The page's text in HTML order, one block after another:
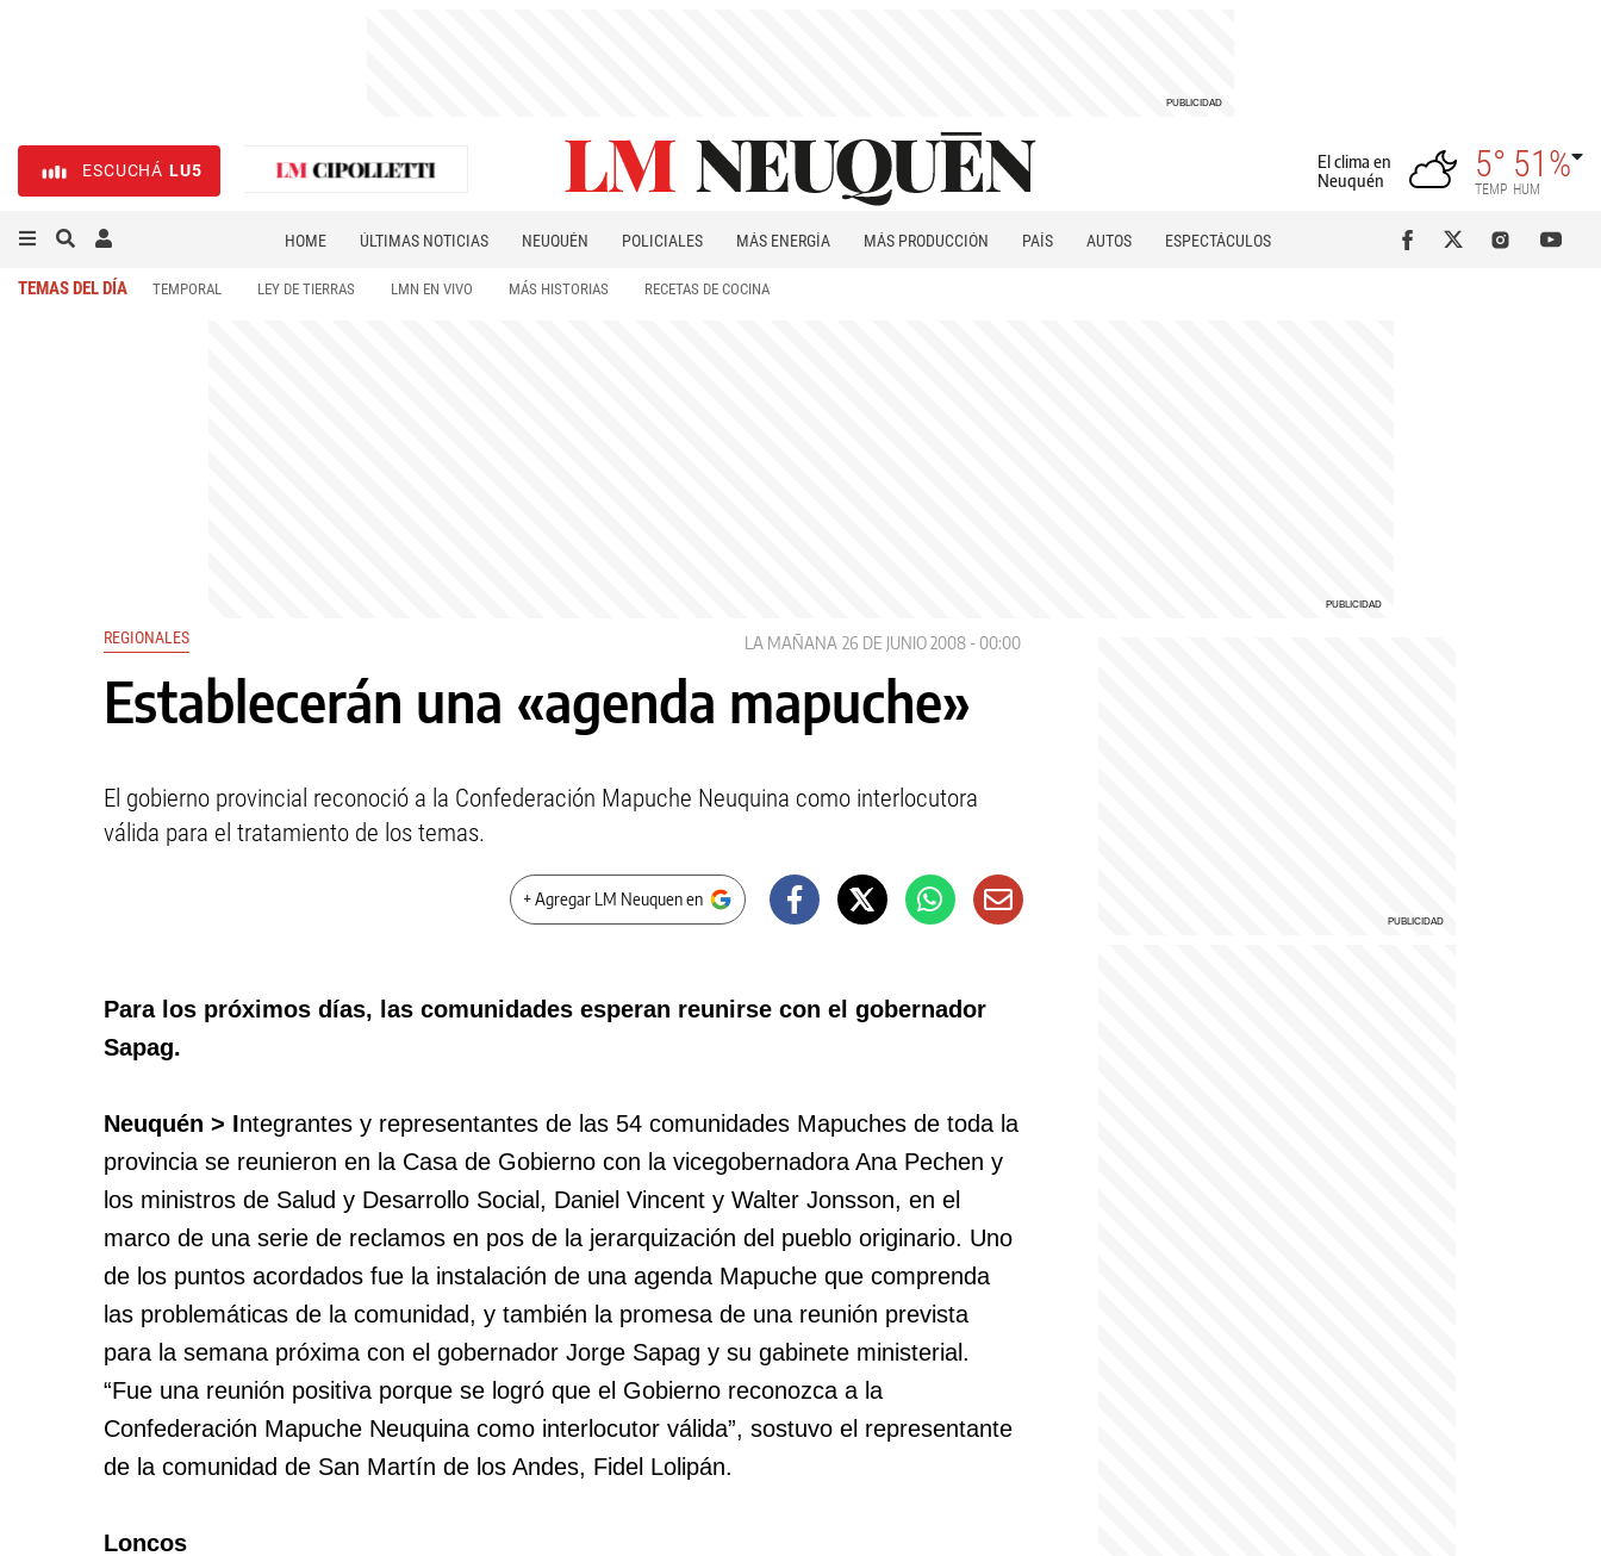
ESCUCHÁ LU5
El clima en
Neuquén
5°
TEMP
51%
HUM
HOME ÚLTIMAS NOTICIAS NEUQUÉN POLICIALES MÁS ENERGÍA MÁS PRODUCCIÓN PAÍS AUTOS
ESPECTÁCULOS
TEMAS DEL DÍA TEMPORAL LEY DE TIERRAS LMN EN VIVO MÁS HISTORIAS RECETAS DE COCINA
REGIONALES LA MAÑANA 26 DE JUNIO 2008 - 00:00
Establecerán una «agenda mapuche»
El gobierno provincial reconoció a la Confederación Mapuche Neuquina como interlocutora
válida para el tratamiento de los temas.
+ Agregar LM Neuquen en
Para los próximos días, las comunidades esperan reunirse con el gobernador
Sapag.
Neuquén > Integrantes y representantes de las 54 comunidades Mapuches de toda la
provincia se reunieron en la Casa de Gobierno con la vicegobernadora Ana Pechen y
los ministros de Salud y Desarrollo Social, Daniel Vincent y Walter Jonsson, en el
marco de una serie de reclamos en pos de la jerarquización del pueblo originario. Uno
de los puntos acordados fue la instalación de una agenda Mapuche que comprenda
las problemáticas de la comunidad, y también la promesa de una reunión prevista
para la semana próxima con el gobernador Jorge Sapag y su gabinete ministerial.
“Fue una reunión positiva porque se logró que el Gobierno reconozca a la
Confederación Mapuche Neuquina como interlocutor válida”, sostuvo el representante
de la comunidad de San Martín de los Andes, Fidel Lolipán.
Loncos